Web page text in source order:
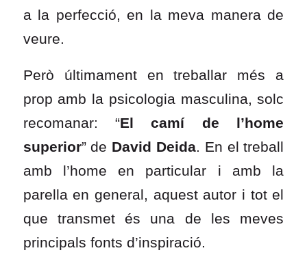
a la perfecció, en la meva manera de
veure.
Però últimament en treballar més a
prop amb la psicologia masculina, solc
recomanar: “El camí de l’home
superior” de David Deida. En el treball
amb l’home en particular i amb la
parella en general, aquest autor i tot el
que transmet és una de les meves
principals fonts d’inspiració.